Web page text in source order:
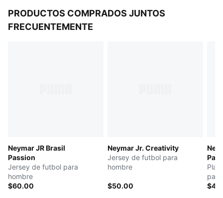
PRODUCTOS COMPRADOS JUNTOS
FRECUENTEMENTE
Neymar JR Brasil
Passion
Jersey de futbol para
hombre
$60.00
Neymar Jr. Creativity
Jersey de futbol para
hombre
$50.00